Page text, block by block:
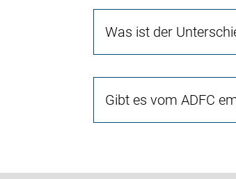
Was ist der
Gibt es vom ADFC